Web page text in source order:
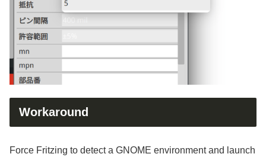
Workaround
Force Fritzing to detect a GNOME environment and launch